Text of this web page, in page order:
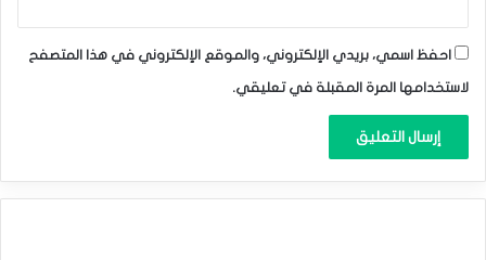
احفظ اسمي، بريدي الإلكتروني، والموقع الإلكتروني في هذا المتصفح
لاستخدامها المرة المقبلة في تعليقي.